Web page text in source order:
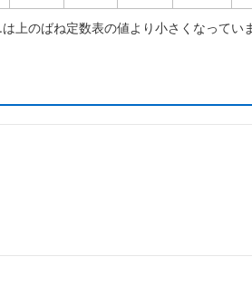
上のばね定数表の値より小さくなってい